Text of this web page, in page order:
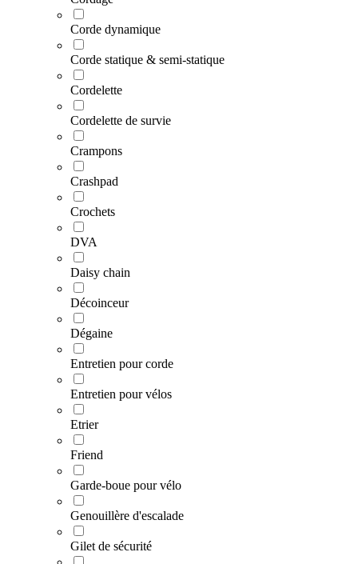
Corde dynamique
Corde statique & semi-statique
Cordelette
Cordelette de survie
Crampons
Crashpad
Crochets
DVA
Daisy chain
Décoinceur
Dégaine
Entretien pour corde
Entretien pour vélos
Etrier
Friend
Garde-boue pour vélo
Genouillère d'escalade
Gilet de sécurité